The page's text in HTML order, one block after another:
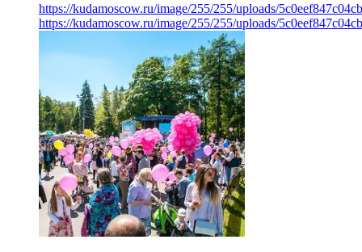
https://kudamoscow.ru/image/255/255/uploads/
https://kudamoscow.ru/image/255/255/uploads/